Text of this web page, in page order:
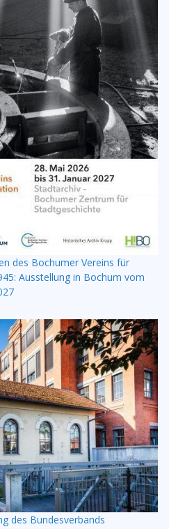
des Bochumer Vereins für
Ausstellung in Bochum vom
des Bundesverbands